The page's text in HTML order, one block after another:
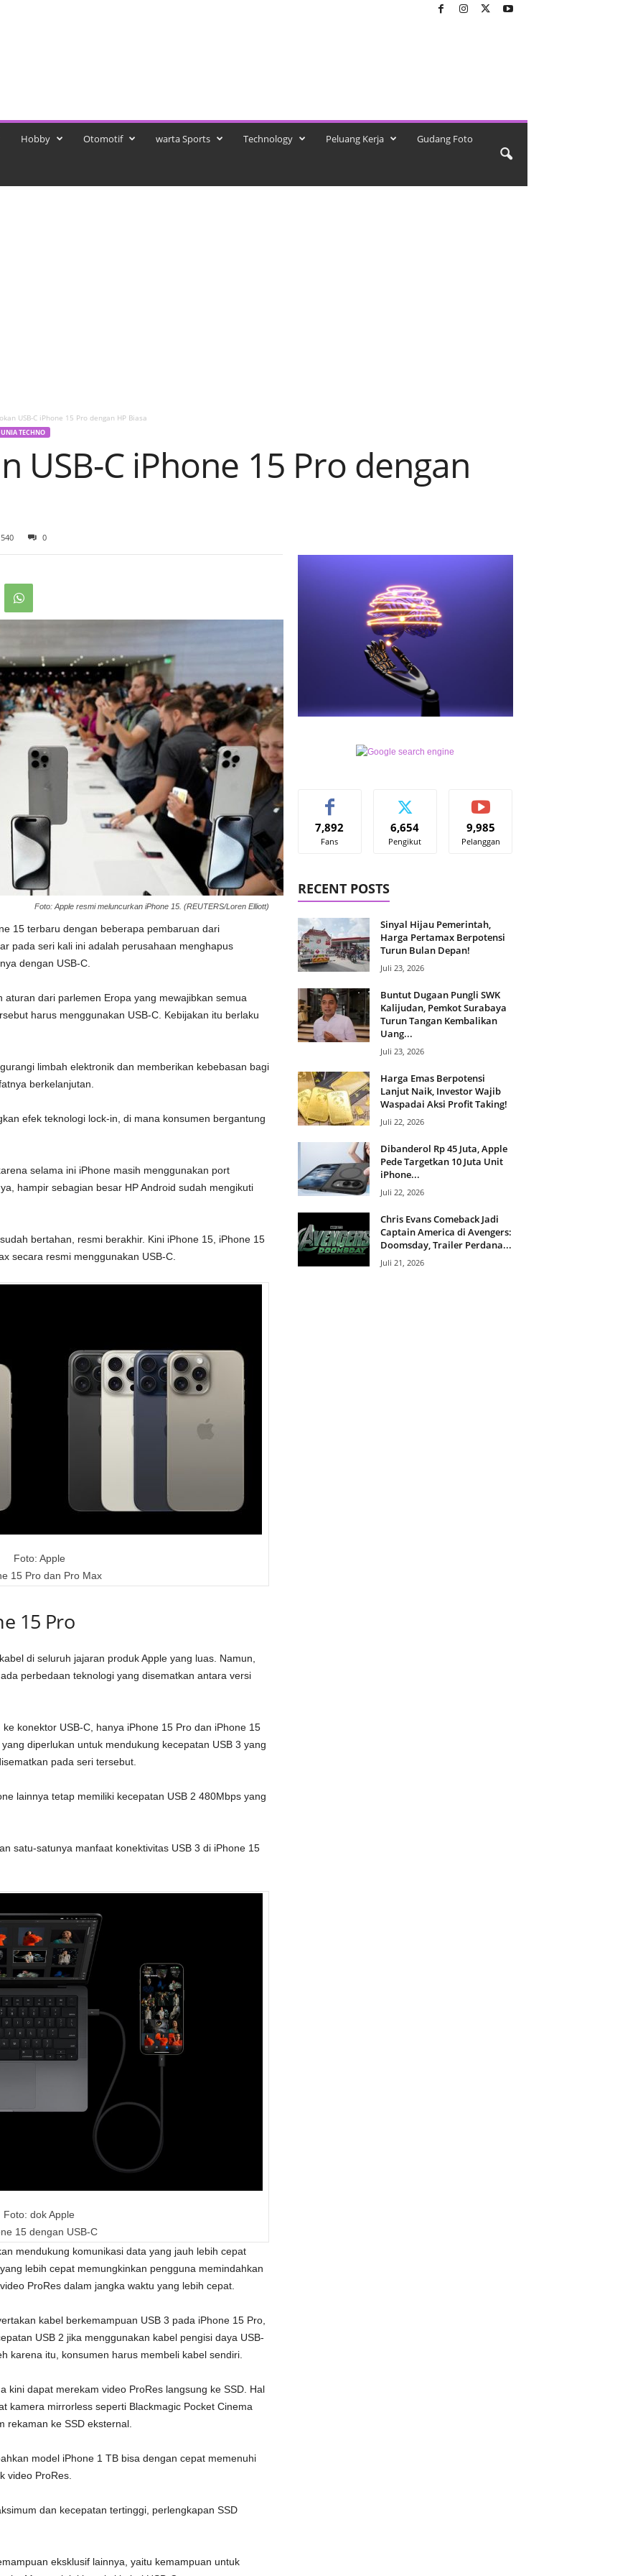
Hobby Otomotif warta Sports Technology Peluang Kerja Gudang Foto
USB-C iPhone 15 Pro dengan HP Biasa
TECHNO
USB-C iPhone 15 Pro dengan
540 0
Foto: Apple resmi meluncurkan iPhone 15. (REUTERS/Loren Elliott)
15 terbaru dengan beberapa pembaruan dari
pada seri kali ini adalah perusahaan menghapus
dengan USB-C.
dari parlemen Eropa yang mewajibkan semua
harus menggunakan USB-C. Kebijakan itu berlaku
limbah elektronik dan memberikan kebebasan bagi
berkelanjutan.
efek teknologi lock-in, di mana konsumen bergantung
selama ini iPhone masih menggunakan port
hampir sebagian besar HP Android sudah mengikuti
bertahan, resmi berakhir. Kini iPhone 15, iPhone 15
secara resmi menggunakan USB-C.
Foto: Apple
15 Pro dan Pro Max
15 Pro
di seluruh jajaran produk Apple yang luas. Namun,
perbedaan teknologi yang disematkan antara versi
konektor USB-C, hanya iPhone 15 Pro dan iPhone 15
diperlukan untuk mendukung kecepatan USB 3 yang
pada seri tersebut.
lainnya tetap memiliki kecepatan USB 2 480Mbps yang
satu-satunya manfaat konektivitas USB 3 di iPhone 15
Foto: dok Apple
15 dengan USB-C
mendukung komunikasi data yang jauh lebih cepat
lebih cepat memungkinkan pengguna memindahkan
ProRes dalam jangka waktu yang lebih cepat.
kabel berkemampuan USB 3 pada iPhone 15 Pro,
USB 2 jika menggunakan kabel pengisi daya USB-
karena itu, konsumen harus membeli kabel sendiri.
kini dapat merekam video ProRes langsung ke SSD. Hal
kamera mirrorless seperti Blackmagic Pocket Cinema
rekaman ke SSD eksternal.
model iPhone 1 TB bisa dengan cepat memenuhi
video ProRes.
dan kecepatan tertinggi, perlengkapan SSD
eksklusif lainnya, yaitu kemampuan untuk
7,892
Fans
6,654
Pengikut
9,985
Pelanggan
RECENT POSTS
Sinyal Hijau Pemerintah,
Harga Pertamax Berpotensi
Turun Bulan Depan!
Juli 23, 2026
Buntut Dugaan Pungli SWK
Kalijudan, Pemkot Surabaya
Turun Tangan Kembalikan
Uang...
Juli 23, 2026
Harga Emas Berpotensi
Lanjut Naik, Investor Wajib
Waspadai Aksi Profit Taking!
Juli 22, 2026
Dibanderol Rp 45 Juta, Apple
Pede Targetkan 10 Juta Unit
iPhone...
Juli 22, 2026
Chris Evans Comeback Jadi
Captain America di Avengers:
Doomsday, Trailer Perdana...
Juli 21, 2026